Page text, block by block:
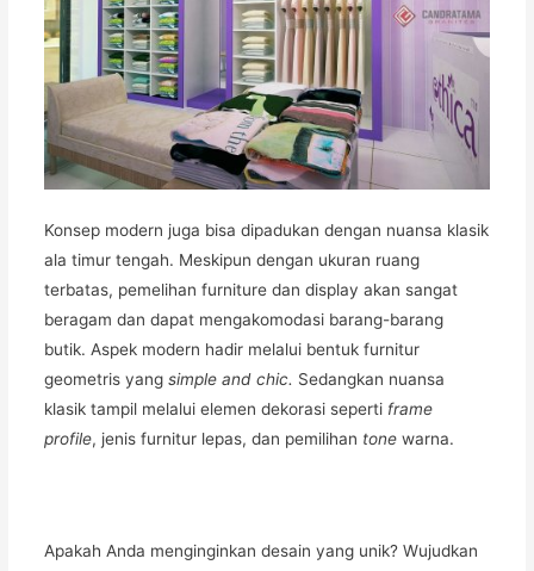
Konsep modern juga bisa dipadukan dengan nuansa klasik
ala timur tengah. Meskipun dengan ukuran ruang
terbatas, pemelihan furniture dan display akan sangat
beragam dan dapat mengakomodasi barang-barang
butik. Aspek modern hadir melalui bentuk furnitur
geometris yangsimple and chic. Sedangkan nuansa
klasik tampil melalui elemen dekorasi seperti frame
profile, jenis furnitur lepas, dan pemilihan tone warna.
Apakah Anda menginginkan desain yang unik? Wujudkan